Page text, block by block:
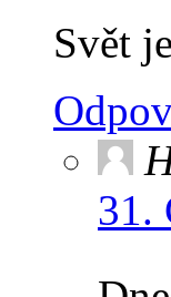
Svět
31.